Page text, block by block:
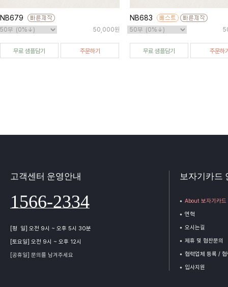
NB679
50,000원
무료 샘플담기 주문하기
NB683
무료 샘플담기 주문하
고객센터 운영안내
1566-2334
[평 일] 오전 9시 ~ 오후 5시 30분
[토요일] 오전 9시 ~ 오후 12시
[공휴일] 문의를 남겨주세요
보자기카드
About 보자기카드
연혁
오시는길
제휴 및 협찬문의
협력업체 등록 /
입사지원